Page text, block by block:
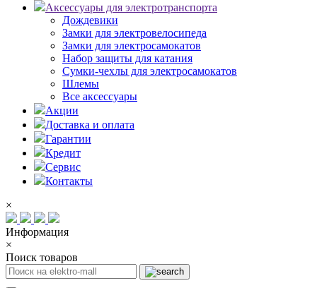
Аксессуары для электротранспорта
Дождевики
Замки для электровелосипеда
Замки для электросамокатов
Набор защиты для катания
Сумки-чехлы для электросамокатов
Шлемы
Все аксессуары
Акции
Доставка и оплата
Гарантии
Кредит
Сервис
Контакты
×
Информация
×
Поиск товаров